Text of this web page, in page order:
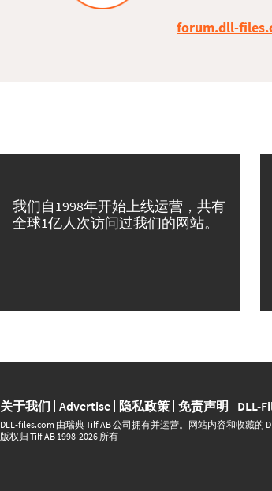
forum.dll-
我们自1998年开始上线运营，共有
全球1亿人次访问过我们的网站。
关于我们 Advertise 隐私政策 免责声明 DLL-
DLL‑files.com 由瑞典 Tilf AB 公司拥有并运营。网站内容和收藏的
版权归 Tilf AB 1998-2026 所有